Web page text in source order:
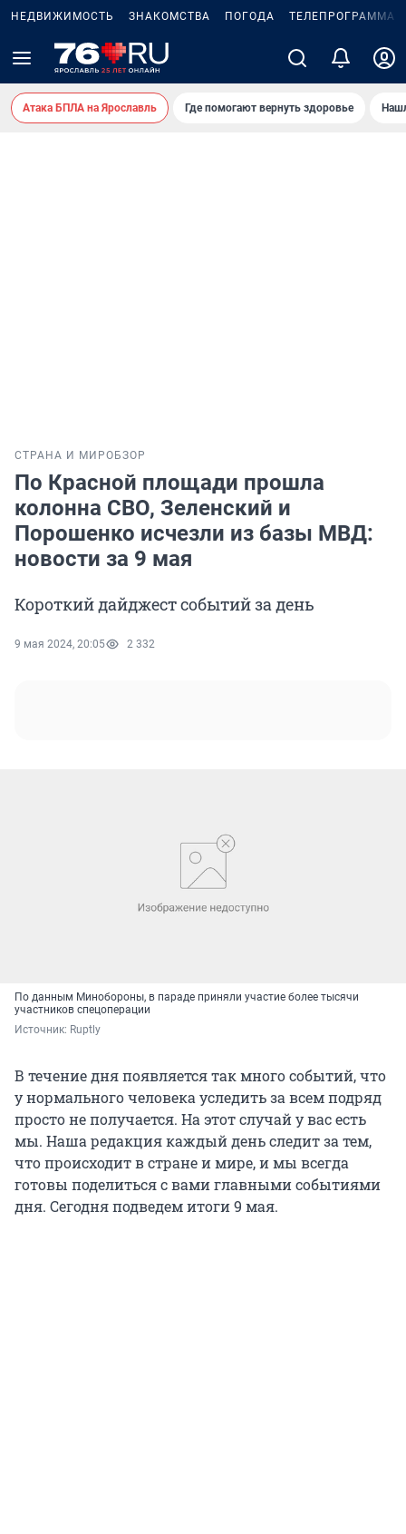
НЕДВИЖИМОСТЬ ЗНАКОМСТВА ПОГОДА ТЕЛЕПРОГРАММА
Атака БПЛА на Ярославль Где помогают вернуть здоровье
СТРАНА И МИРОБЗОР
По Красной площади прошла
колонна СВО, Зеленский и
Порошенко исчезли из базы МВД:
новости за 9 мая
Короткий дайджест событий за день
9 мая 2024, 20:05 2 332
По данным Минобороны, в параде приняли участие более тысячи
участников спецоперации
Источник: Ruptly
В течение дня появляется так много событий, что
у нормального человека уследить за всем подряд
просто не получается. На этот случай у вас есть
мы. Наша редакция каждый день следит за тем,
что происходит в стране и мире, и мы всегда
готовы поделиться с вами главными событиями
дня. Сегодня подведем итоги 9 мая.